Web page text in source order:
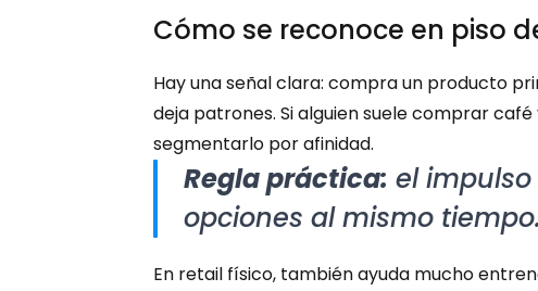
Cómo se reconoce en piso
Hay una señal clara: compra un producto
deja patrones. Si alguien suele comprar
segmentarlo por afinidad.
Regla práctica: el
opciones al mismo tiempo.
En retail físico, también ayuda mucho